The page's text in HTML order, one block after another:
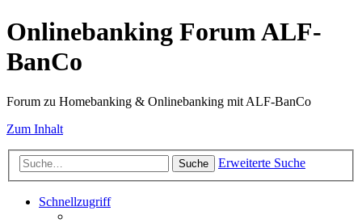
Onlinebanking Forum ALF-
BanCo
Forum zu Homebanking & Onlinebanking mit ALF-BanCo
Zum Inhalt
Suche Erweiterte Suche
Schnellzugriff